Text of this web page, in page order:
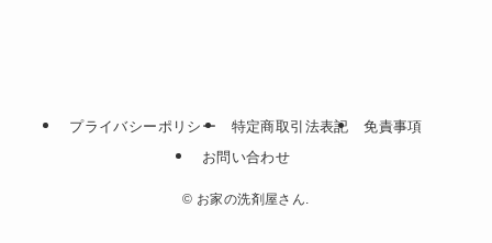
プライバシーポリシー 特定商取引法表記
免責事項
お問い合わせ
© お家の洗剤屋さん.